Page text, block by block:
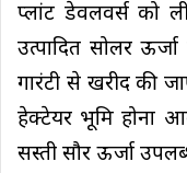
प्लांट डेवलवर्स को
उत्पादित सोलर
गारंटी से खरीद की
हेक्टेयर भूमि होना
सस्ती सौर ऊर्जा